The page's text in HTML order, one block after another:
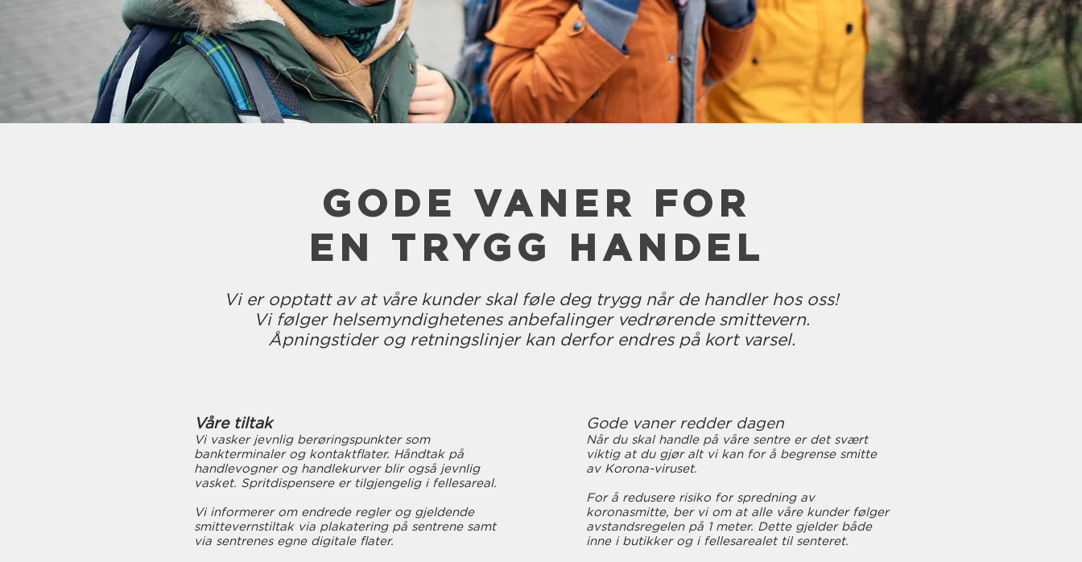
GODE VANER FOR
EN TRYGG HANDEL
Vi er opptatt av at våre kunder skal føle deg trygg når de handler hos oss!
Vi følger helsemyndighetenes anbefalinger vedrørende smittevern.
Åpningstider og retningslinjer kan derfor endres på kort varsel.
Våre tiltak
Vi vasker jevnlig berøringspunkter som
bankterminaler og kontaktflater. Håndtak på
handlevogner og handlekurver blir også jevnlig
vasket. Spritdispensere er tilgjengelig i fellesareal.
Vi informerer om endrede regler og gjeldende
smittevernstiltak via plakatering på sentrene samt
via sentrenes egne digitale flater.
Gode vaner redder dagen
Når du skal handle på våre sentre er det svært
viktig at du gjør alt vi kan for å begrense smitte
av Korona-viruset.
For å redusere risiko for spredning av
koronasmitte, ber vi om at alle våre kunder følger
avstandsregelen på 1 meter. Dette gjelder både
inne i butikker og i fellesarealet til senteret.